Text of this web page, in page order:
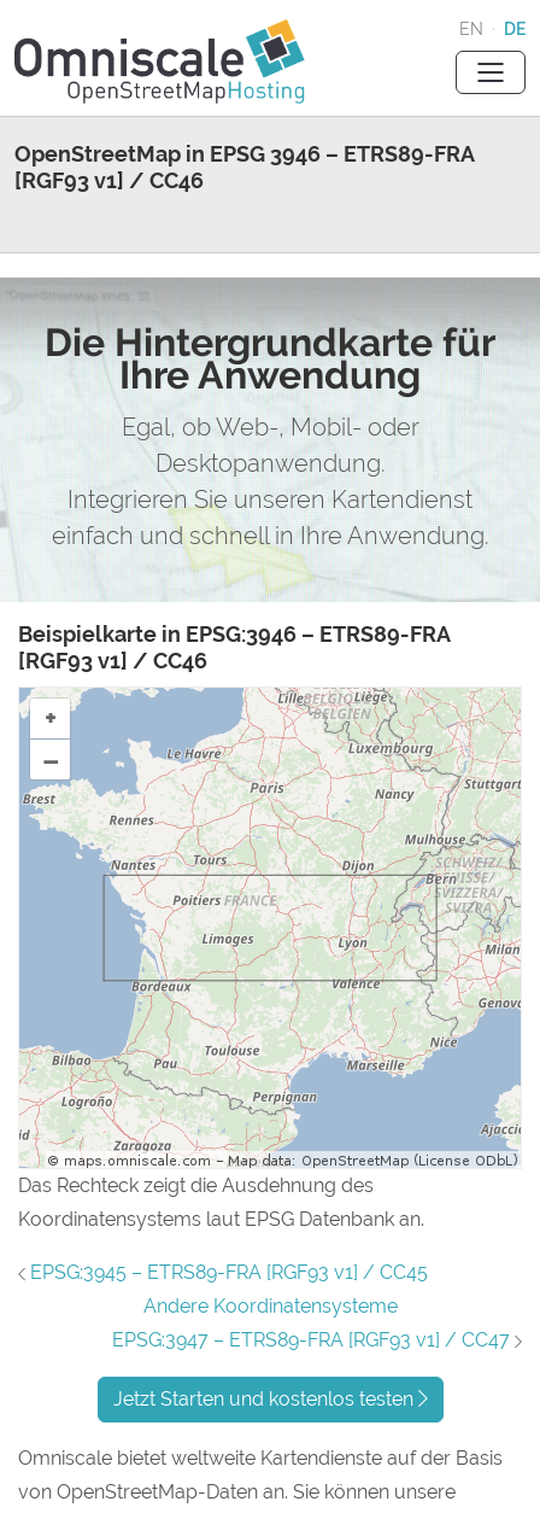
EN · DE
OpenStreetMap in EPSG 3946 – ETRS89-FRA
[RGF93 v1] / CC46
Die Hintergrundkarte für
Ihre Anwendung
Egal, ob Web-, Mobil- oder
Desktopanwendung.
Integrieren Sie unseren Kartendienst
einfach und schnell in Ihre Anwendung.
Beispielkarte in EPSG:3946 – ETRS89-FRA
[RGF93 v1] / CC46
+
–
Das Rechteck zeigt die Ausdehnung des
Koordinatensystems laut EPSG Datenbank an.
EPSG:3945 – ETRS89-FRA [RGF93 v1] / CC45
Andere Koordinatensysteme
EPSG:3947 – ETRS89-FRA [RGF93 v1] / CC47
Jetzt Starten und kostenlos testen
Omniscale bietet weltweite Kartendienste auf der Basis
von OpenStreetMap-Daten an. Sie können unsere